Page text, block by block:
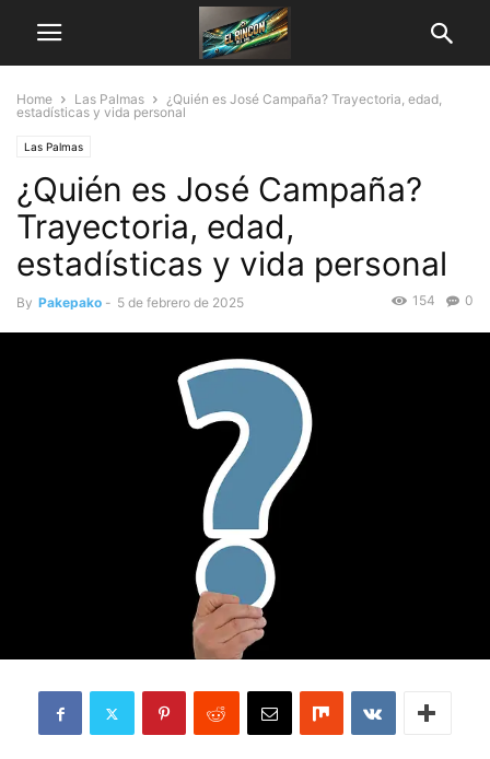
Home Las Palmas
¿Quién es José Campaña? Trayectoria, edad,
estadísticas y vida personal
Las Palmas
¿Quién es José Campaña?
Trayectoria, edad,
estadísticas y vida personal
By Pakepako - 5 de febrero de 2025 0
154